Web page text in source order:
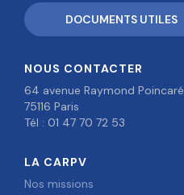
DOCUMENTS UTILES
NOUS CONTACTER
64 avenue Raymond Poincaré
75116 Paris
Tél : 01 47 70 72 53
LA CARPV
Nos missions